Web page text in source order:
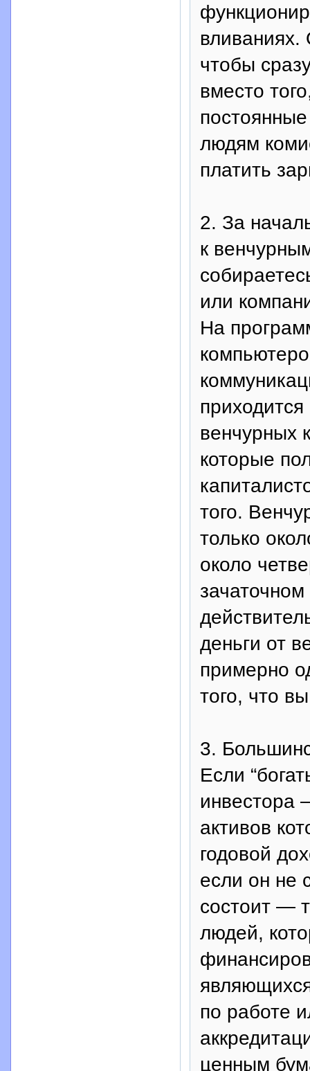
вливаниях.
чтобы
вместо
людям
платить
2. За
к
или
На
венчурных
которые
того.
только
около
деньги от
примерно
того, что
3.
Если
инвестора
активов
годовой
если он не
состоит —
людей,
по работе
ценным